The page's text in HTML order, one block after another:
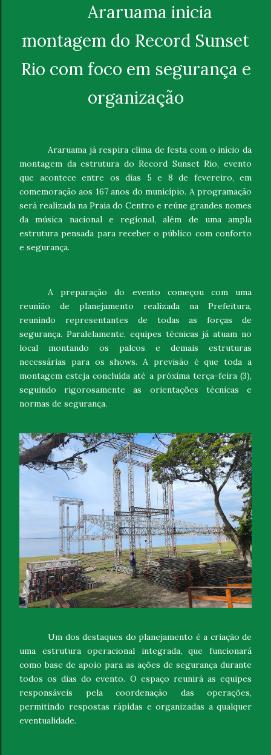
Araruama inicia
montagem do Record Sunset
Rio com foco em segurança e
organização
Araruama já respira clima de festa com o início da
montagem da estrutura do Record Sunset Rio, evento
que acontece entre os dias 5 e 8 de fevereiro, em
comemoração aos 167 anos do município. A programação
será realizada na Praia do Centro e reúne grandes nomes
da música nacional e regional, além de uma ampla
estrutura pensada para receber o público com conforto
e segurança.
A preparação do evento começou com uma
reunião de planejamento realizada na Prefeitura,
reunindo representantes de todas as forças de
segurança. Paralelamente, equipes técnicas já atuam no
local montando os palcos e demais estruturas
necessárias para os shows. A previsão é que toda a
montagem esteja concluída até a próxima terça-feira (3),
seguindo rigorosamente as orientações técnicas e
normas de segurança.
Um dos destaques do planejamento é a criação de
uma estrutura operacional integrada, que funcionará
como base de apoio para as ações de segurança durante
todos os dias do evento. O espaço reunirá as equipes
responsáveis pela coordenação das operações,
permitindo respostas rápidas e organizadas a qualquer
eventualidade.